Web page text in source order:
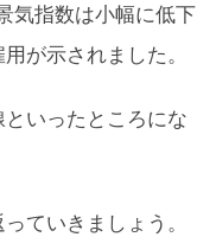
気指数は小幅に低下
が示されました。
いったところにな
ていきましょう。